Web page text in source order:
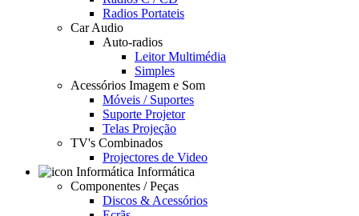
Radios Portateis
Car Audio
Auto-radios
Leitor Multimédia
Simples
Acessórios Imagem e Som
Móveis / Suportes
Suporte Projetor
Telas Projeção
TV's Combinados
Projectores de Video
Informática
Componentes / Peças
Discos & Acessórios